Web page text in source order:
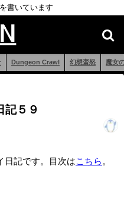
書いています
Dungeon Crawl 幻想蛮怒 魔女
記５９
日記です。目次は こちら